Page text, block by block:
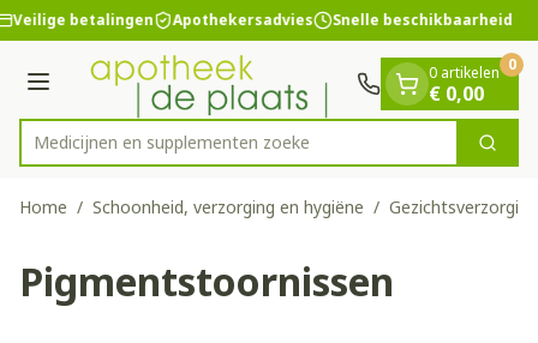
Ga naar de inhoud
1 van 1
Veilige betalingen Apothekersadvies Snelle beschikbaarheid
Menu
Product, merk, categorie...
Medicijnen Zoek
0 artikelen
€ 0,00
0
Home / Schoonheid, verzorging en hygiëne / Gezichtsverzorging
Pigmentstoornissen